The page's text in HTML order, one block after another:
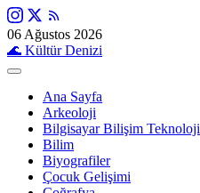
06 Ağustos 2026
🌊 Kültür Denizi
Ana Sayfa
Arkeoloji
Bilgisayar Bilişim Teknoloji
Bilim
Biyografiler
Çocuk Gelişimi